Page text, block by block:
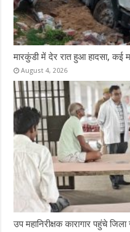
मारकुंडी में देर रात हुआ हादसा, कई
August 4, 2026
उप महानिरीक्षक कारागार पहुंचे